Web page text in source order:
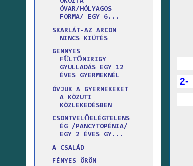
2-
ÓVAR/HÓLYAGOS
FORMA/ EGY 6...
SKARLÁT-AZ ARCON
NINCS KIÜTÉS
GENNYES
FŰLTŐMIRIGY
GYULLADÁS EGY 12
ÉVES GYERMEKNÉL
ÓVJUK A GYERMEKEKET
A KÖZUTI
KÖZLEKEDÉSBEN
CSONTVELŐELÉGTELENS
ÉG /PANCYTOPÉNIA/
EGY 2 ÉVES GY...
A CSALÁD
FÉNYES ÖRÖM